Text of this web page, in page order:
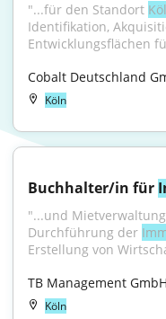
"...für den Standort
Identifikation,
Entwicklungsflächen
Cobalt Deutschland
Köln
Buchhalter/in für
"...und
Durchführung der
Erstellung von
TB Management GmbH
Köln